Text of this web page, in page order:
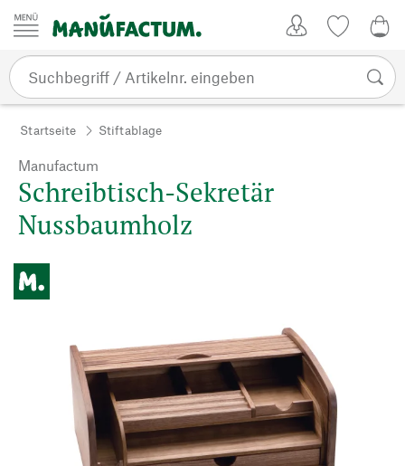
Zum Inhalt springen
Startseite Stiftablage
Manufactum
Schreibtisch-Sekretär
Nussbaumholz